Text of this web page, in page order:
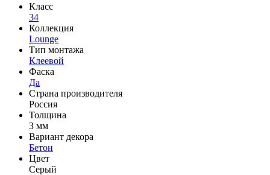
Класс
34
Коллекция
Lounge
Тип монтажа
Клеевой
Фаска
Да
Страна производителя
Россия
Толщина
3 мм
Вариант декора
Бетон
Цвет
Серый